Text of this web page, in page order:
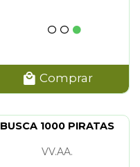
Comprar
BUSCA 1000 PIRATAS
VV.AA.